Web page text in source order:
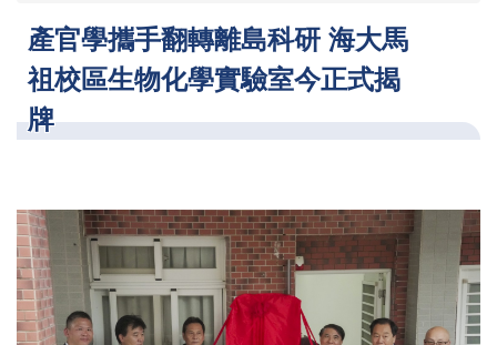
產官學攜手翻轉離島科研 海大馬
祖校區生物化學實驗室今正式揭
牌